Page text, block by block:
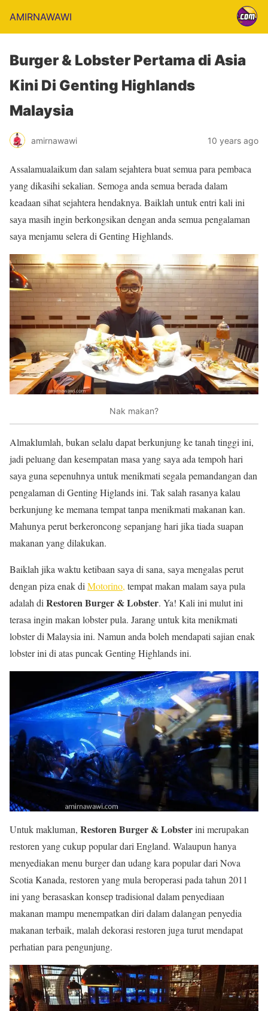
AMIRNAWAWI
Burger & Lobster Pertama di Asia
Kini Di Genting Highlands
Malaysia
amirnawawi 10 years ago
Assalamualaikum dan salam sejahtera buat semua para pembaca
yang dikasihi sekalian. Semoga anda semua berada dalam
keadaan sihat sejahtera hendaknya. Baiklah untuk entri kali ini
saya masih ingin berkongsikan dengan anda semua pengalaman
saya menjamu selera di Genting Highlands.
Nak makan?
Almaklumlah, bukan selalu dapat berkunjung ke tanah tinggi ini,
jadi peluang dan kesempatan masa yang saya ada tempoh hari
saya guna sepenuhnya untuk menikmati segala pemandangan dan
pengalaman di Genting Higlands ini. Tak salah rasanya kalau
berkunjung ke memana tempat tanpa menikmati makanan kan.
Mahunya perut berkeroncong sepanjang hari jika tiada suapan
makanan yang dilakukan.
Baiklah jika waktu ketibaan saya di sana, saya mengalas perut
dengan piza enak di Motorino, tempat makan malam saya pula
adalah di Restoren Burger & Lobster. Ya! Kali ini mulut ini
terasa ingin makan lobster pula. Jarang untuk kita menikmati
lobster di Malaysia ini. Namun anda boleh mendapati sajian enak
lobster ini di atas puncak Genting Highlands ini.
Untuk makluman, Restoren Burger & Lobsterini merupakan
restoren yang cukup popular dari England. Walaupun hanya
menyediakan menu burger dan udang kara popular dari Nova
Scotia Kanada, restoren yang mula beroperasi pada tahun 2011
ini yang berasaskan konsep tradisional dalam penyediaan
makanan mampu menempatkan diri dalam dalangan penyedia
makanan terbaik, malah dekorasi restoren juga turut mendapat
perhatian para pengunjung.